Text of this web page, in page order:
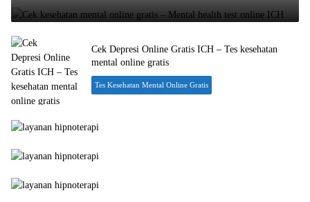
Cek Depresi Online Gratis ICH – Tes kesehatan
mental online gratis
Tes Kesehatan Mental Online Gratis